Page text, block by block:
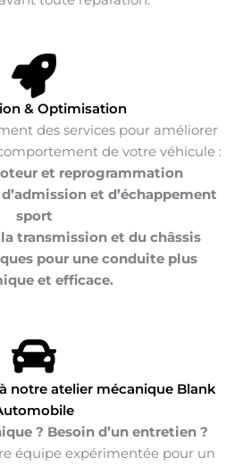
& Optimisation
des services pour améliorer
de votre véhicule :
et reprogrammation
et d’échappement
sport
transmission et du châssis
pour une conduite plus
et efficace.
notre atelier mécanique Blank
? Besoin d’un entretien ?
équipe expérimentée pour un